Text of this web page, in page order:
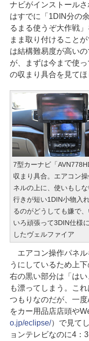
ナビがインストール
はすでに「1DIN分の
るまる使うぞ大作戦
まま取り付けること
は結構難易度が高い
が、まずは今まで使
の収まり具合を見てほ
7型カーナビ「
収まり具合。エアコン
ネルの上に、使いもし
行きが短い1DIN小物入
るのがどうしても嫌で、
いろ頑張って3DIN仕様
したヴェルファイア
エアコン操作パネル
うにしているため上
右の黒い部分は「は
も漂ってしまう。こ
つもりなのだが、一
をカー用品店店頭や
o.jp/eclipse/）で見て
ョンテレビなのに4：